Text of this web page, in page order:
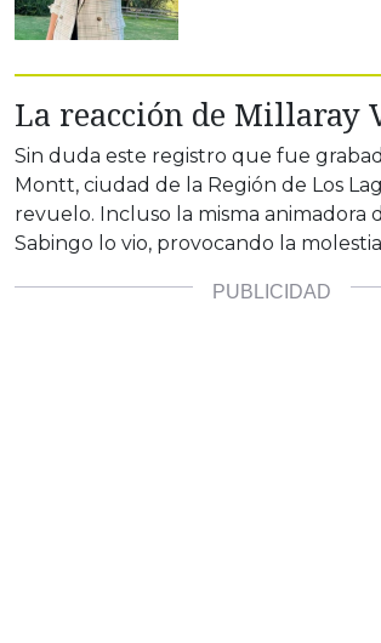
La reacción de Millaray
Sin duda este registro que fue
Montt, ciudad de la Región de Los
revuelo. Incluso la misma animadora
Sabingo lo vio, provocando la